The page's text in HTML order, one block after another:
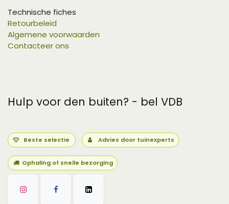
Technische fiches
Retourbeleid
Algemene voorwaarden
Contacteer ons
Hulp voor den buiten? - bel VDB
Beste selectie Advies door tuinexperts
Ophaling of snelle bezorging